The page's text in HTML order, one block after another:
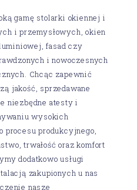
gamę stolarki okiennej i
i przemysłowych, okien
fasad czy
i nowoczesnych
Chcąc zapewnić
jakość, sprzedawane
niezbędne atesty i
wysokich
procesu produkcyjnego,
trwałość oraz komfort
dodatkowo usługi
zakupionych u nas
nasze